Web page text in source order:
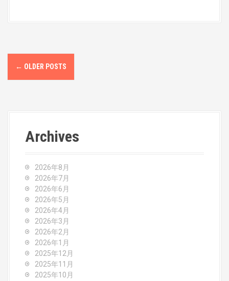
P
o
← OLDER POSTS
Archives
2026年8月
2026年7月
2026年6月
2026年5月
2026年4月
2026年3月
2026年2月
2026年1月
2025年12月
2025年11月
2025年10月